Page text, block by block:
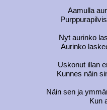
Aamulla
Nyt aurinko
Aurinko
Uskonut illan
Kunnes näin
Näin sen ja
Kun